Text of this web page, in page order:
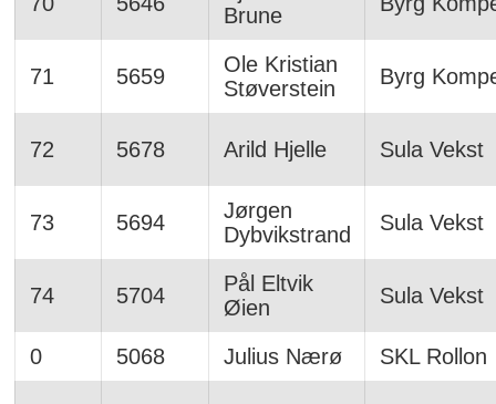
Brune
71 5659
Ole Kristian
Støverstein
Byrg
72 5678 Arild Hjelle Sula Vekst
73 5694
Jørgen
Dybvikstrand
Sula Vekst
74 5704
Pål Eltvik
Øien
Sula Vekst
0 5068 Julius Nærø SKL Rollon